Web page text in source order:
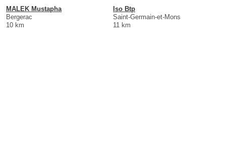
MALEK Mustapha
Bergerac
10 km
Iso Btp
Saint-Germain-et-Mons
11 km